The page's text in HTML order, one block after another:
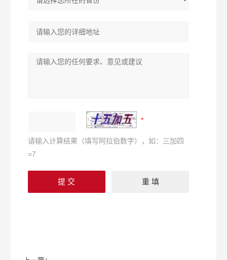
请输入计算结果（填写阿拉伯数字），如：三加四
=7